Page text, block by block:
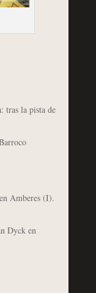
tras la pista de
Amberes (I).
Dyck en